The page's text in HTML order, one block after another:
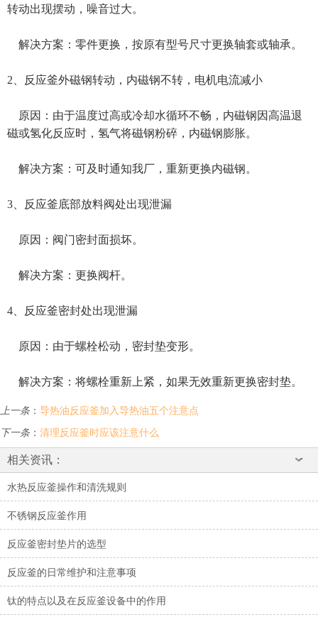
转动出现摆动，噪音过大。
解决方案：零件更换，按原有型号尺寸更换轴套或轴承。
2、反应釜外磁钢转动，内磁钢不转，电机电流减小
原因：由于温度过高或冷却水循环不畅，内磁钢因高温退
磁或氢化反应时，氢气将磁钢粉碎，内磁钢膨胀。
解决方案：可及时通知我厂，重新更换内磁钢。
3、反应釜底部放料阀处出现泄漏
原因：阀门密封面损坏。
解决方案：更换阀杆。
4、反应釜密封处出现泄漏
原因：由于螺栓松动，密封垫变形。
解决方案：将螺栓重新上紧，如果无效重新更换密封垫。
上一条： 导热油反应釜加入导热油五个注意点
下一条： 清理反应釜时应该注意什么
相关资讯：
水热反应釜操作和清洗规则
不锈钢反应釜作用
反应釜密封垫片的选型
反应釜的日常维护和注意事项
钛的特点以及在反应釜设备中的作用